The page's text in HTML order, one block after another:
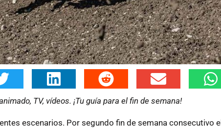
TV, vídeos. ¡Tu guía para el fin de semana!
escenarios. Por segundo fin de semana consecutivo